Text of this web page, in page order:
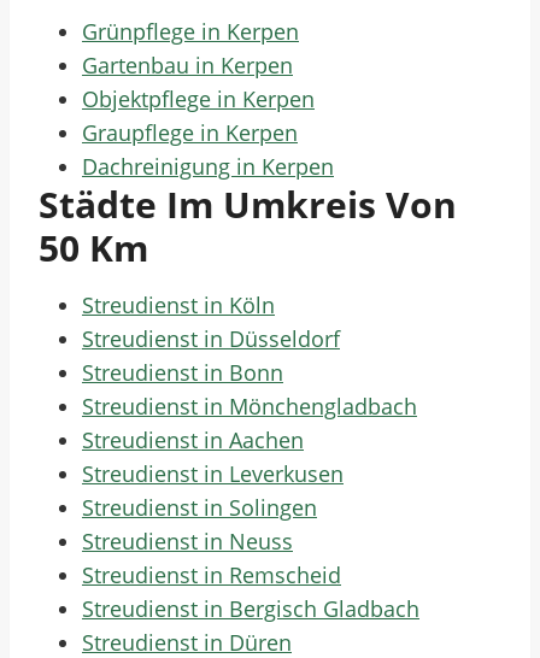
Grünpflege in Kerpen
Gartenbau in Kerpen
Objektpflege in Kerpen
Graupflege in Kerpen
Dachreinigung in Kerpen
Städte Im Umkreis Von
50 Km
Streudienst in Köln
Streudienst in Düsseldorf
Streudienst in Bonn
Streudienst in Mönchengladbach
Streudienst in Aachen
Streudienst in Leverkusen
Streudienst in Solingen
Streudienst in Neuss
Streudienst in Remscheid
Streudienst in Bergisch Gladbach
Streudienst in Düren